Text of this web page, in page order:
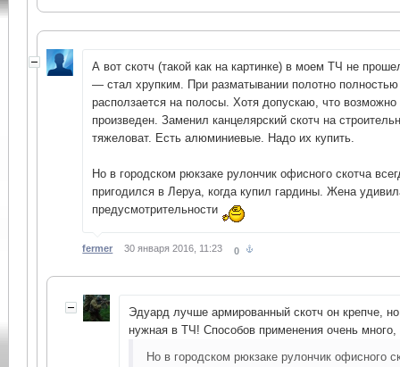
А вот скотч (такой как на картинке) в моем ТЧ не
— стал хрупким. При разматывании полотно
расползается на полосы. Хотя допускаю, что возможно
произведен. Заменил канцелярский скотч на
тяжеловат. Есть алюминиевые. Надо их купить.
Но в городском рюкзаке рулончик офисного скотча
пригодился в Леруа, когда купил гардины. Жена
предусмотрительности
fermer 30 января 2016, 11:23 0
Эдуард лучше армированный скотч он крепче,
нужная в ТЧ! Способов применения очень
Но в городском рюкзаке рулончик офисного